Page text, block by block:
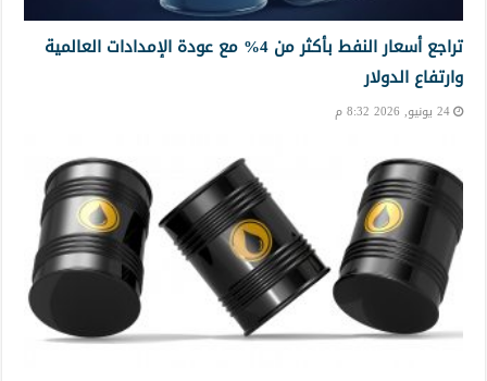
تراجع أسعار النفط بأكثر من 4% مع عودة الإمدادات العالمية
وارتفاع الدولار
24 يونيو, 2026 8:32 م